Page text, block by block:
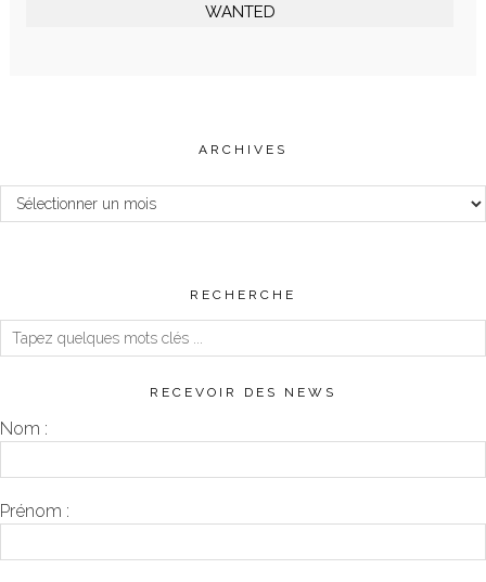
WANTED
ARCHIVES
Archives
RECHERCHE
RECEVOIR DES NEWS
Nom :
Prénom :